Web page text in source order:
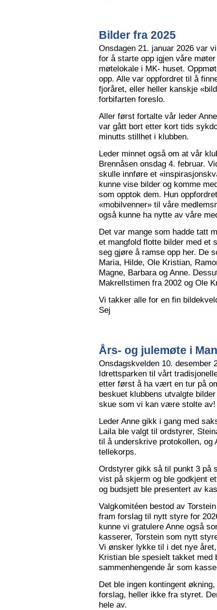
Bilder fra 2025
Onsdagen 21. januar 2026 var
for å starte opp igjen våre
møtelokale i MK- huset.
opp. Alle var oppfordret til å
fjoråret, eller heller kanskje
forbifarten foreslo.
Aller først fortalte vår leder
var gått bort etter kort tids
minutts stillhet i klubben.
Leder minnet også om at vår
Brennåsen onsdag 4. februar.
skulle innføre et
kunne vise bilder og komme
som opptok dem. Hun
«mobilvenner» til våre
også kunne ha nytte av våre
Det var mange som hadde tatt
et mangfold flotte bilder med et
seg gjøre å ramse opp her. De
Maria, Hilde, Ole Kristian,
Magne, Barbara og Anne.
Makrellstimen fra 2002 og Ole
Vi takker alle for en fin
Sej
Års- og julemøte i
Onsdagskvelden 10. desember
Idrettsparken til vårt
etter først å ha vært en tur på
beskuet klubbens utvalgte
skue som vi kan være stolte av!
Leder Anne gikk i gang med
Laila ble valgt til ordstyrer,
til å underskrive protokollen, og
tellekorps.
Ordstyrer gikk så til punkt 3 på
vist på skjerm og ble godkjent
og budsjett ble presentert av
Valgkomitéen bestod av
fram forslag til nytt styre for
kunne vi gratulere Anne også
kasserer, Torstein som nytt
Vi ønsker lykke til i det nye
Kristian ble spesielt takket med
sammenhengende år som
Det ble ingen kontingent
forslag, heller ikke fra styret.
hele av.